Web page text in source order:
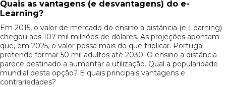
Quais as vantagens (e desvantagens) do e-
Learning?
Em 2015, o valor de mercado do ensino a distância (e-Learning)
chegou aos 107 mil milhões de dólares. As projeções apontam
que, em 2025, o valor possa mais do que triplicar. Portugal
pretende formar 50 mil adultos até 2030. O ensino a distância
parece destinado a aumentar a utilização. Qual a popularidade
mundial desta opção? E quais principais vantagens e
contrariedades?